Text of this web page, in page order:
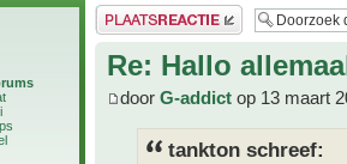
Plaats een reactie
Re: Hallo
door G-addict op 13 maart
tankton schreef: